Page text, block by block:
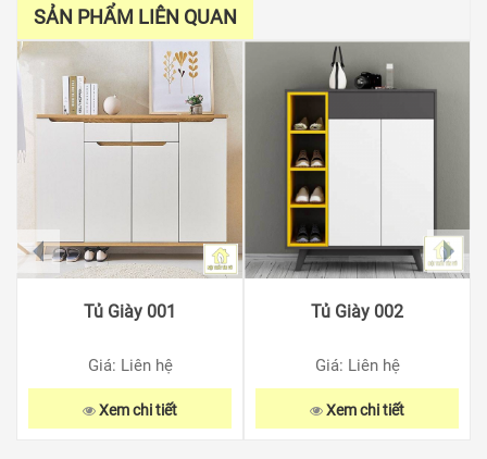
SẢN PHẨM LIÊN QUAN
Tủ Giày 001
Giá: Liên hệ
Xem chi tiết
Tủ Giày 002
Giá: Liên hệ
Xem chi tiết
prev next